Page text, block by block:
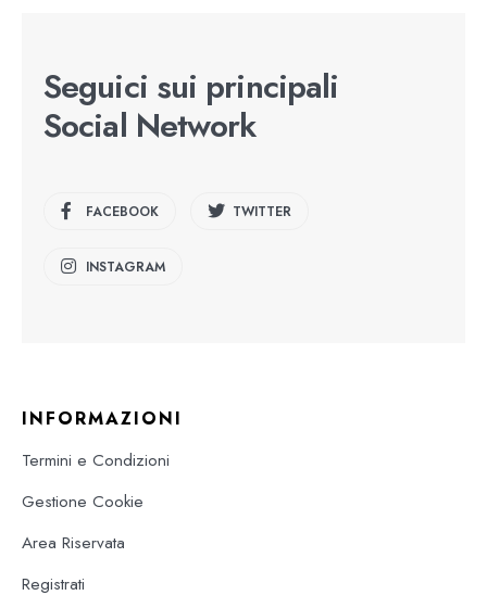
Seguici sui principali
Social Network
FACEBOOK TWITTER
INSTAGRAM
INFORMAZIONI
Termini e Condizioni
Gestione Cookie
Area Riservata
Registrati